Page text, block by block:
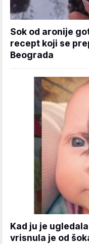
Sok od aronije
recept koji se
Beograda
Kad ju je
vrisnula je od